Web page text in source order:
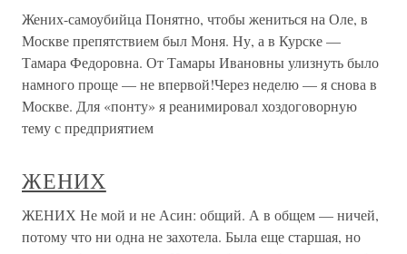
Жених-самоубийца Понятно, чтобы жениться на Оле, в
Москве препятствием был Моня. Ну, а в Курске —
Тамара Федоровна. От Тамары Ивановны улизнуть было
намного проще — не впервой!Через неделю — я снова в
Москве. Для «понту» я реанимировал хоздоговорную
тему с предприятием
ЖЕНИХ
ЖЕНИХ Не мой и не Асин: общий. А в общем — ничей,
потому что ни одна не захотела. Была еще старшая, но